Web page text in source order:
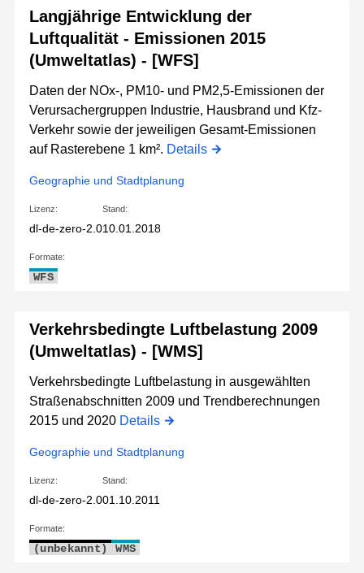
Langjährige Entwicklung der
Luftqualität - Emissionen 2015
(Umweltatlas) - [WFS]
Daten der NOx-, PM10- und PM2,5-Emissionen der
Verursachergruppen Industrie, Hausbrand und Kfz-
Verkehr sowie der jeweiligen Gesamt-Emissionen
auf Rasterebene 1 km². Details
Geographie und Stadtplanung
Lizenz:
dl-de-zero-2.0
Stand:
10.01.2018
Formate:
WFS
Verkehrsbedingte Luftbelastung 2009
(Umweltatlas) - [WMS]
Verkehrsbedingte Luftbelastung in ausgewählten
Straßenabschnitten 2009 und Trendberechnungen
2015 und 2020 Details
Geographie und Stadtplanung
Lizenz:
dl-de-zero-2.0
Stand:
01.10.2011
Formate:
(unbekannt) WMS